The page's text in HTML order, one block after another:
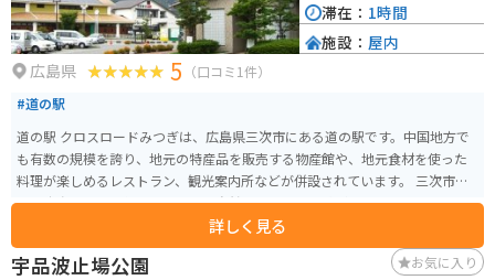
広島県 5 （口コミ1件）
#道の駅
道の駅 クロスロードみつぎは、広島県三次市にある道の駅です。中国地方で
も有数の規模を誇り、地元の特産品を販売する物産館や、地元食材を使った
料理が楽しめるレストラン、観光案内所などが併設されています。 三次市
は、広島県北部に位置し、豊かな自然と歴史的な史跡が多くあります。特
に、比婆山や毛利元就ゆかりの史跡など、見どころ満載です。 バイクで訪れ
る場合、道の駅 クロスロードみつぎは、中国山地のツーリング拠点として最
適です。駐車場も広く、休憩 facilities も充実しています。周辺には、ワイン
詳しく見る
滞在： 1時間
施設： 屋内
宇品波止場公園 お気に入り